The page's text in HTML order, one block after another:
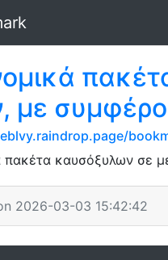
με
πακέτα καυσόξυλων σε
2026-03-03 15:42:42